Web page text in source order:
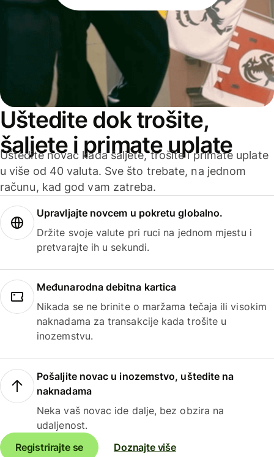
Uštedite dok trošite,
šaljete i primate uplate
Uštedite novac kada šaljete, trošite i primate uplate
u više od 40 valuta. Sve što trebate, na jednom
računu, kad god vam zatreba.
Upravljajte novcem u pokretu globalno.
Držite svoje valute pri ruci na jednom mjestu i
pretvarajte ih u sekundi.
Međunarodna debitna kartica
Nikada se ne brinite o maržama tečaja ili visokim
naknadama za transakcije kada trošite u
inozemstvu.
Pošaljite novac u inozemstvo, uštedite na
naknadama
Neka vaš novac ide dalje, bez obzira na
udaljenost.
Registrirajte se
Doznajte više